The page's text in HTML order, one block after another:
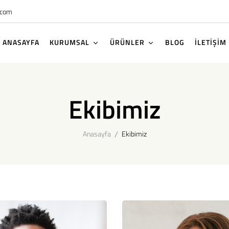
ANASAYFA KURUMSAL ÜRÜNLER BLOG İLETİŞİM
Ekibimiz
Anasayfa Ekibimiz